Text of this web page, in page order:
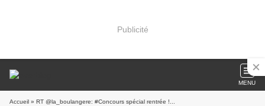
Publicité
MENU
Accueil » RT @la_boulangere: #Concours spécial rentrée !...